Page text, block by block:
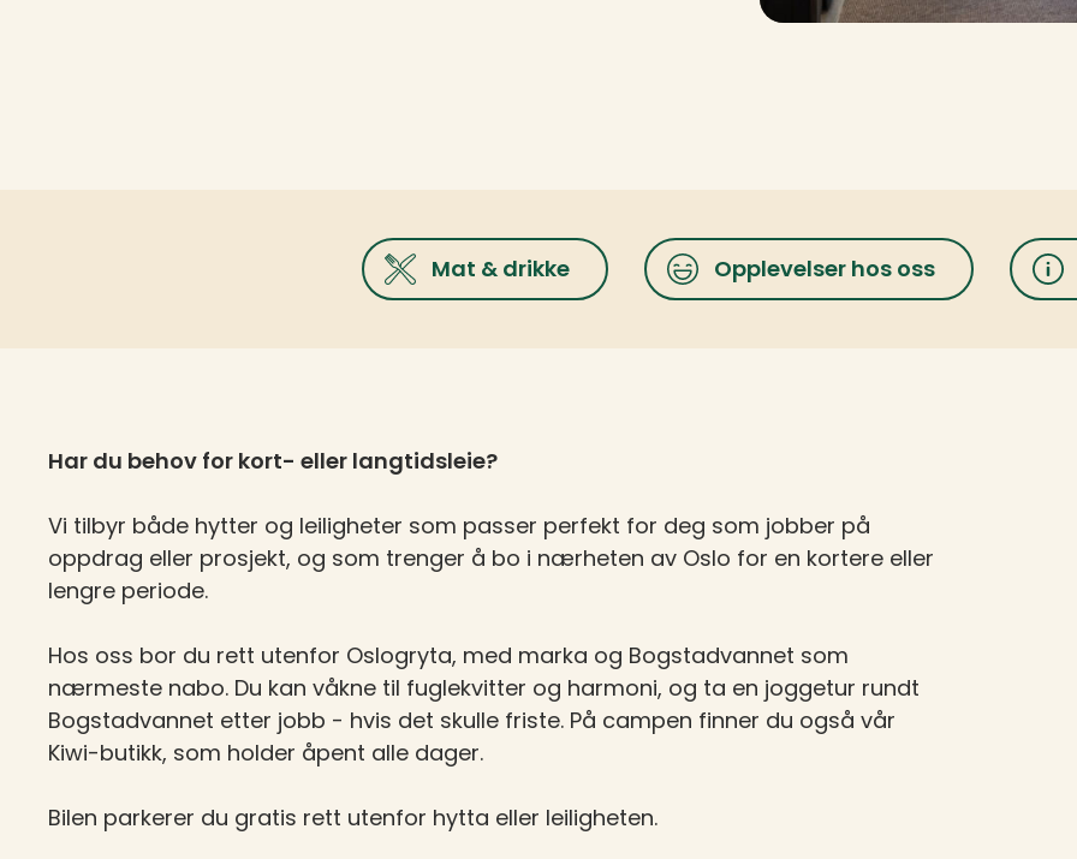
Mat & drikke Opplevelser hos oss
Har du behov for kort- eller langtidsleie?
Vi tilbyr både hytter og leiligheter som passer perfekt for deg som jobber på
oppdrag eller prosjekt, og som trenger å bo i nærheten av Oslo for en kortere eller
lengre periode.
Hos oss bor du rett utenfor Oslogryta, med marka og Bogstadvannet som
nærmeste nabo. Du kan våkne til fuglekvitter og harmoni, og ta en joggetur rundt
Bogstadvannet etter jobb - hvis det skulle friste. På campen finner du også vår
Kiwi-butikk, som holder åpent alle dager.
Bilen parkerer du gratis rett utenfor hytta eller leiligheten.